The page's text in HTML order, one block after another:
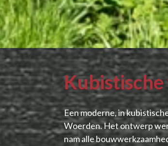
Een moderne, in
Woerden. Het ontwerp
nam alle